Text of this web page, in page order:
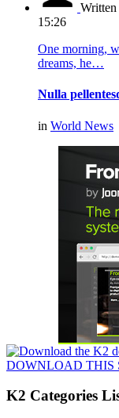
15:26
One morning,
dreams, he…
Nulla
in World News
DOWNLOAD THIS
K2 Categories